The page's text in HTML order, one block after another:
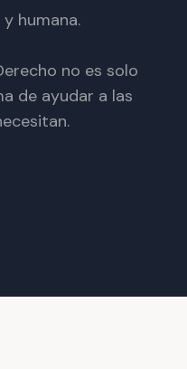
humana.
no es solo
de ayudar a las